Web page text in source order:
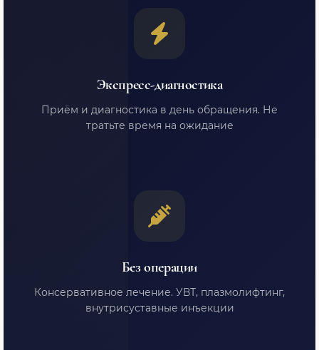
Экспресс-диагностика
Приём и диагностика в день обращения. Не
тратьте время на ожидание
Без операции
Консервативное лечение. УВТ, плазмолифтинг,
внутрисуставные инъекции